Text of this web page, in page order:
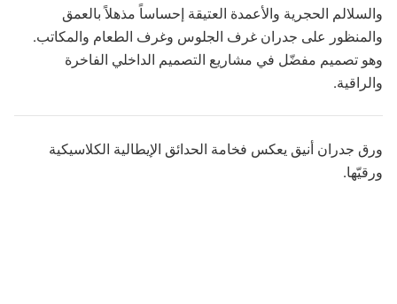
والسلالم الحجرية والأعمدة العتيقة إحساساً مذهلاً بالعمق
والمنظور على جدران غرف الجلوس وغرف الطعام والمكاتب.
وهو تصميم مفضّل في مشاريع التصميم الداخلي الفاخرة
والراقية.
ورق جدران أنيق يعكس فخامة الحدائق الإيطالية الكلاسيكية
ورقيّها.